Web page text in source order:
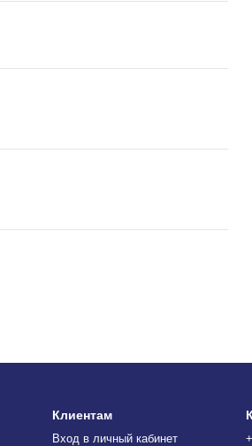
Клиентам
Вход в личный кабинет